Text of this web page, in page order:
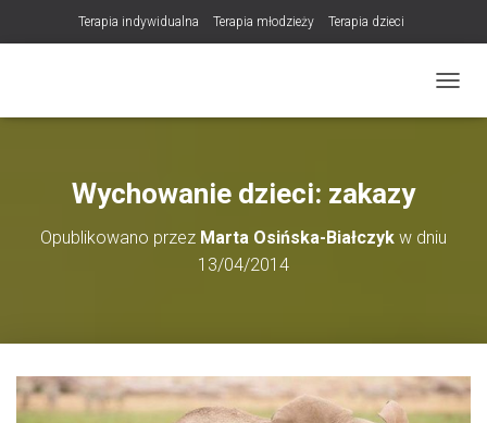
Terapia indywidualna Terapia młodzieży Terapia dzieci
NOWOŚĆ! Trening Komunikacji dla Par
LET Me Go! – Ekspresowa Terapia Lęku (IET) Cart
Wychowanie dzieci: zakazy
Opublikowano przez Marta Osińska-Białczyk w dniu
13/04/2014